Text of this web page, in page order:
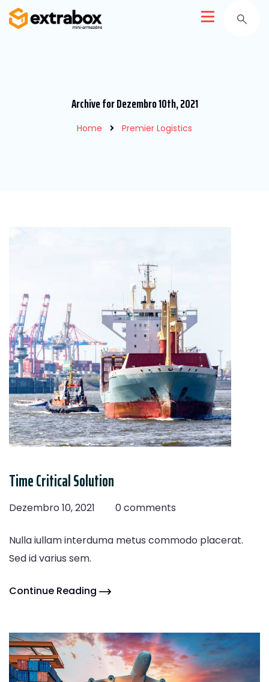
Archive for Dezembro 10th, 2021
Home Premier Logistics
Time Critical Solution
Dezembro 10, 2021 0 comments
Nulla iullam interduma metus commodo placerat.
Sed id varius sem.
Continue Reading